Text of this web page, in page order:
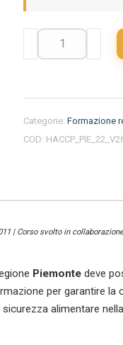
Formazione
del
alimentare
nella
Categorie: Formazione
COD:
| Corso svolto in
Piemonte deve
per garantire
alimentare